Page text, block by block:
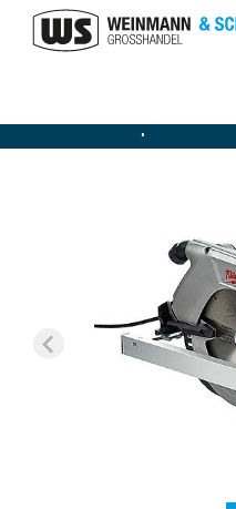
Scies circulaires portatives